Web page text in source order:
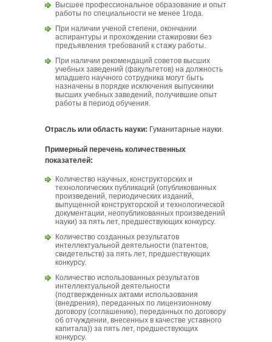
Высшее профессиональное образование и опыт
работы по специальности не менее 1года.
При наличии ученой степени, окончании
аспирантуры и прохождении стажировки без
предъявления требований к стажу работы.
При наличии рекомендаций советов высших
учебных заведений (факультетов) на должность
младшего научного сотрудника могут быть
назначены в порядке исключения выпускники
высших учебных заведений, получившие опыт
работы в период обучения.
Отрасль или область науки: Гуманитарные науки.
Примерный перечень количественных
показателей:
Количество научных, конструкторских и
технологических публикаций (опубликованных
произведений, периодических изданий,
выпущенной конструкторской и технологической
документации, неопубликованных произведений
науки) за пять лет, предшествующих конкурсу.
Количество созданных результатов
интеллектуальной деятельности (патентов,
свидетельств) за пять лет, предшествующих
конкурсу.
Количество использованных результатов
интеллектуальной деятельности
(подтвержденных актами использования
(внедрения), переданных по лицензионному
договору (соглашению), переданных по договору
об отчуждении, внесенных в качестве уставного
капитала)) за пять лет, предшествующих
конкурсу.